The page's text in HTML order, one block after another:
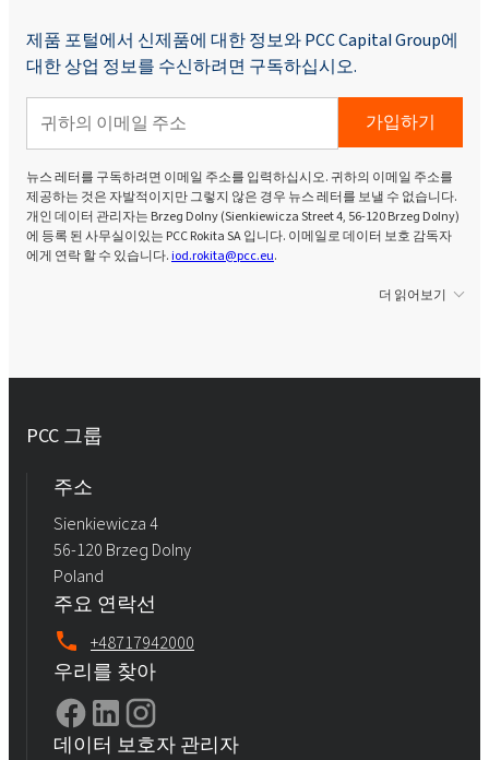
제품 포털에서 신제품에 대한 정보와 PCC Capital Group에
대한 상업 정보를 수신하려면 구독하십시오.
가입하기
뉴스 레터를 구독하려면 이메일 주소를 입력하십시오. 귀하의 이메일 주소를
제공하는 것은 자발적이지만 그렇지 않은 경우 뉴스 레터를 보낼 수 없습니다.
개인 데이터 관리자는 Brzeg Dolny (Sienkiewicza Street 4, 56-120 Brzeg Dolny)
에 등록 된 사무실이있는 PCC Rokita SA 입니다. 이메일로 데이터 보호 감독자
에게 연락 할 수 있습니다.iod.rokita@pcc.eu.
더 읽어보기
PCC 그룹
주소
Sienkiewicza 4
56-120 Brzeg Dolny
Poland
주요 연락선
+48717942000
우리를 찾아
데이터 보호자 관리자